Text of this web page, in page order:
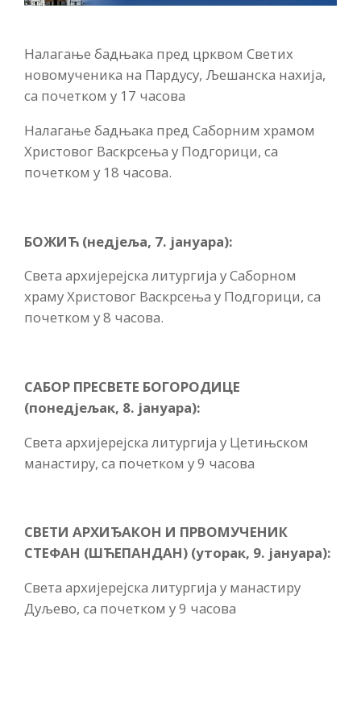
Налагање бадњака пред црквом Светих
новомученика на Пардусу, Љешанска нахија,
са почетком у 17 часова
Налагање бадњака пред Саборним храмом
Христовог Васкрсења у Подгорици, са
почетком у 18 часова.
БОЖИЋ (недјеља, 7. јануара):
Света архијерејска литургија у Саборном
храму Христовог Васкрсења у Подгорици, са
почетком у 8 часова.
САБОР ПРЕСВЕТЕ БОГОРОДИЦЕ
(понедјељак, 8. јануара):
Света архијерејска литургија у Цетињском
манастиру, са почетком у 9 часова
СВЕТИ АРХИЂАКОН И ПРВОМУЧЕНИК
СТЕФАН (ШЋЕПАНДАН) (уторак, 9. јануара):
Света архијерејска литургија у манастиру
Дуљево, са почетком у 9 часова